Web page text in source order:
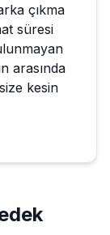
çıkma
süresi
arasında
kesin